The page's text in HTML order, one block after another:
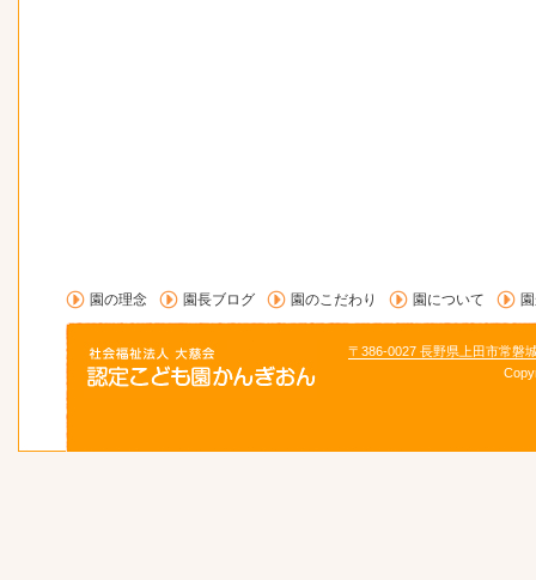
園の理念 園長ブログ 園のこだわり 園について
〒386-0027 長野県上田市常磐